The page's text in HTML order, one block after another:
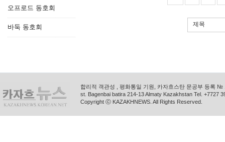
오프로드 동호회
바둑 동호회 제목
합리적 객관성 , 평화통일 기원, 카자흐스탄 문공부 등록
st. Bagenbai batira 214-13 Almaty Kazakhstan Tel. +7727
Copyright ⓒ KAZAKHNEWS. All Rights Reserved.